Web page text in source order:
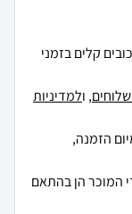
קלים בזמני
, ולמדיניות
המוכר הן בהתאם